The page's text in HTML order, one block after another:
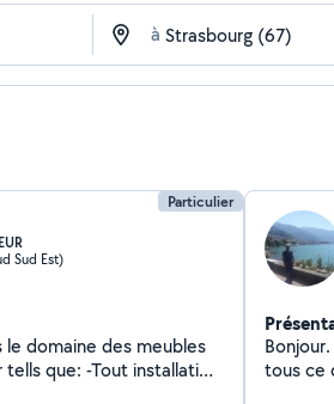
à
Particulier
Sud Est)
le domaine des meubles
installation
Bonjour.
tous ce